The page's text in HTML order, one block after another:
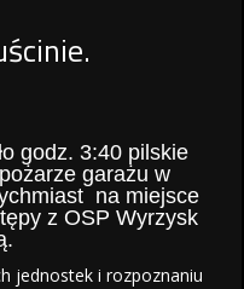
godz. 3:40 pilskie
garażu w
na miejsce
z OSP Wyrzysk
jednostek i rozpoznaniu